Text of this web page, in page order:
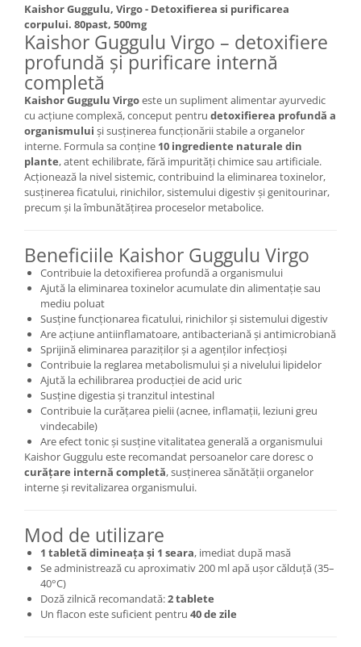
Kaishor Guggulu, Virgo - Detoxifierea si purificarea
corpului. 80past, 500mg
Kaishor Guggulu Virgo – detoxifiere
profundă și purificare internă
completă
Kaishor Guggulu Virgoeste un supliment alimentar ayurvedic
cu acțiune complexă, conceput pentru detoxifierea profundă a
organismului și susținerea funcționării stabile a organelor
interne. Formula sa conține 10 ingrediente naturale din
plante, atent echilibrate, fără impurități chimice sau artificiale.
Acționează la nivel sistemic, contribuind la eliminarea toxinelor,
susținerea ficatului, rinichilor, sistemului digestiv și genitourinar,
precum și la îmbunătățirea proceselor metabolice.
Beneficiile Kaishor Guggulu Virgo
Contribuie la detoxifierea profundă a organismului
Ajută la eliminarea toxinelor acumulate din alimentație sau
mediu poluat
Susține funcționarea ficatului, rinichilor și sistemului digestiv
Are acțiune antiinflamatoare, antibacteriană și antimicrobiană
Sprijină eliminarea paraziților și a agenților infecțioși
Contribuie la reglarea metabolismului și a nivelului lipidelor
Ajută la echilibrarea producției de acid uric
Susține digestia și tranzitul intestinal
Contribuie la curățarea pielii (acnee, inflamații, leziuni greu
vindecabile)
Are efect tonic și susține vitalitatea generală a organismului
Kaishor Guggulu este recomandat persoanelor care doresc o
curățare internă completă, susținerea sănătății organelor
interne și revitalizarea organismului.
Mod de utilizare
1 tabletă dimineața și 1 seara, imediat după masă
Se administrează cu aproximativ 200 ml apă ușor călduță (35–
40°C)
Doză zilnică recomandată:2 tablete
Un flacon este suficient pentru 40 de zile